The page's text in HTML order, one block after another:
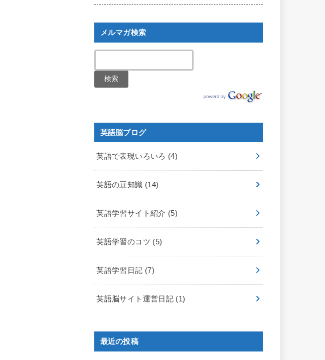
メルマガ検索
英語脳ブログ
英語で表現いろいろ (4)
英語の豆知識 (14)
英語学習サイト紹介 (5)
英語学習のコツ (5)
英語学習日記 (7)
英語脳サイト運営日記 (1)
最近の投稿